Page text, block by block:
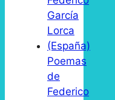
Poemas
de
Federico